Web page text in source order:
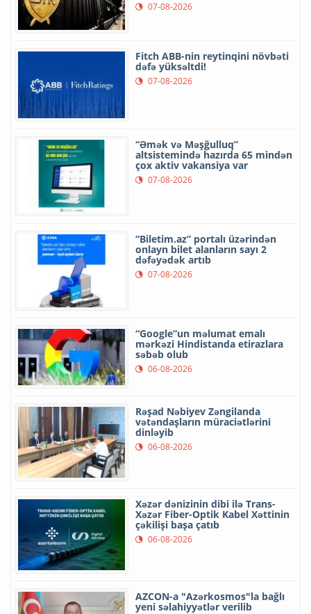
07-08-2026
Fitch ABB-nin reytinqini növbəti
dəfə yüksəltdi!
07-08-2026
“Əmək və Məşğulluq”
altsistemində hazırda 65 mindən
çox aktiv vakansiya var
07-08-2026
“Biletim.az” portalı üzərindən
onlayn bilet alanların sayı 2
dəfəyədək artıb
07-08-2026
“Google”un məlumat emalı
mərkəzi Hindistanda etirazlara
səbəb olub
06-08-2026
Rəşad Nəbiyev Zəngilanda
vətəndaşların müraciətlərini
dinləyib
06-08-2026
Xəzər dənizinin dibi ilə Trans-
Xəzər Fiber-Optik Kabel Xəttinin
çəkilişi başa çatıb
06-08-2026
AZCON-a "Azərkosmos"la bağlı
yeni səlahiyyətlər verilib